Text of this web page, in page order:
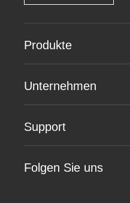
Produkte
Unternehmen
Support
Folgen Sie uns